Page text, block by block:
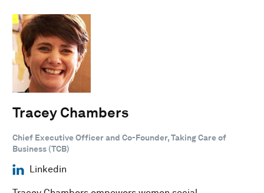
Tracey Chambers
Chief Executive Officer and Co-Founder, Taking Care of
Business (TCB)
Linkedin